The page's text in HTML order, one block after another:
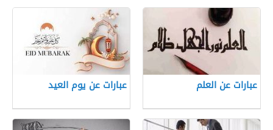
عبارات عن العلم عبارات عن يوم العيد